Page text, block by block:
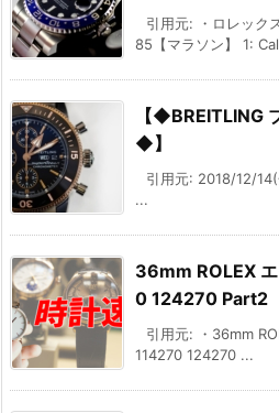
引用元: ・ロレック
85【マラソン】 1:
【◆BREITLING
◆】
引用元: 2018/12/
...
36mm ROLEX
0 124270 Part2
引用元: ・36mm
114270 124270 ...